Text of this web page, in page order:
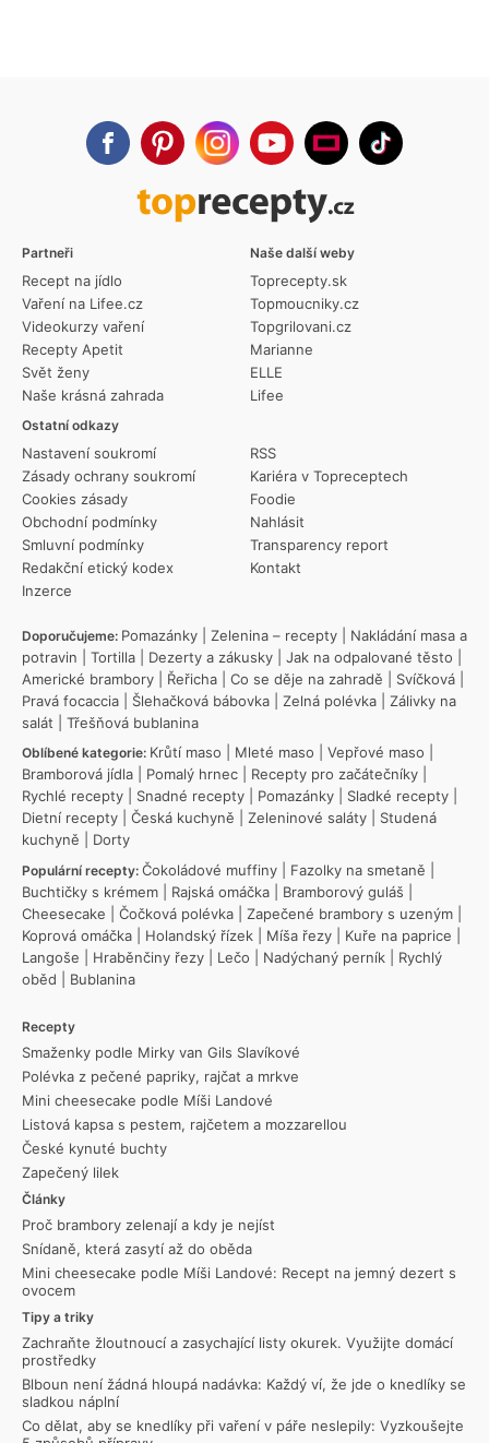
Partneři
Recept na jídlo
Vaření na Lifee.cz
Videokurzy vaření
Recepty Apetit
Svět ženy
Naše krásná zahrada
Ostatní odkazy
Nastavení soukromí
Zásady ochrany soukromí
Cookies zásady
Obchodní podmínky
Smluvní podmínky
Redakční etický kodex
Inzerce
RSS
Kariéra v Topreceptech
Foodie
Nahlásit
Transparency report
Kontakt
Naše další weby
Toprecepty.sk
Topmoucniky.cz
Topgrilovani.cz
Marianne
ELLE
Lifee
Doporučujeme: Pomazánky Zelenina – recepty
Nakládání masa a
potravin
Tortilla Dezerty a zákusky Jak na odpalované těsto
Americké brambory
Řeřicha Co se děje na zahradě Svíčková
Pravá focaccia
Šlehačková bábovka Zelná polévka
Zálivky na
salát
Třešňová bublanina
Oblíbené kategorie: Krůtí maso Mleté maso Vepřové maso
Bramborová jídla
Pomalý hrnec Recepty pro začátečníky
Rychlé recepty
Snadné recepty Pomazánky Sladké recepty
Dietní recepty
Česká kuchyně Zeleninové saláty
Studená
kuchyně
Dorty
Populární recepty: Čokoládové muffiny Fazolky na smetaně
Buchtičky s krémem
Rajská omáčka Bramborový guláš
Cheesecake
Čočková polévka Zapečené brambory s uzeným
Koprová omáčka
Holandský řízek Míša řezy Kuře na paprice
Langoše
Hraběnčiny řezy Lečo Nadýchaný perník
Rychlý
oběd
Bublanina
Recepty
Smaženky podle Mirky van Gils Slavíkové
Polévka z pečené papriky, rajčat a mrkve
Mini cheesecake podle Míši Landové
Listová kapsa s pestem, rajčetem a mozzarellou
České kynuté buchty
Zapečený lilek
Články
Proč brambory zelenají a kdy je nejíst
Snídaně, která zasytí až do oběda
Mini cheesecake podle Míši Landové: Recept na jemný dezert s
ovocem
Tipy a triky
Zachraňte žloutnoucí a zasychající listy okurek. Využijte domácí
prostředky
Blboun není žádná hloupá nadávka: Každý ví, že jde o knedlíky se
sladkou náplní
Co dělat, aby se knedlíky při vaření v páře neslepily: Vyzkoušejte